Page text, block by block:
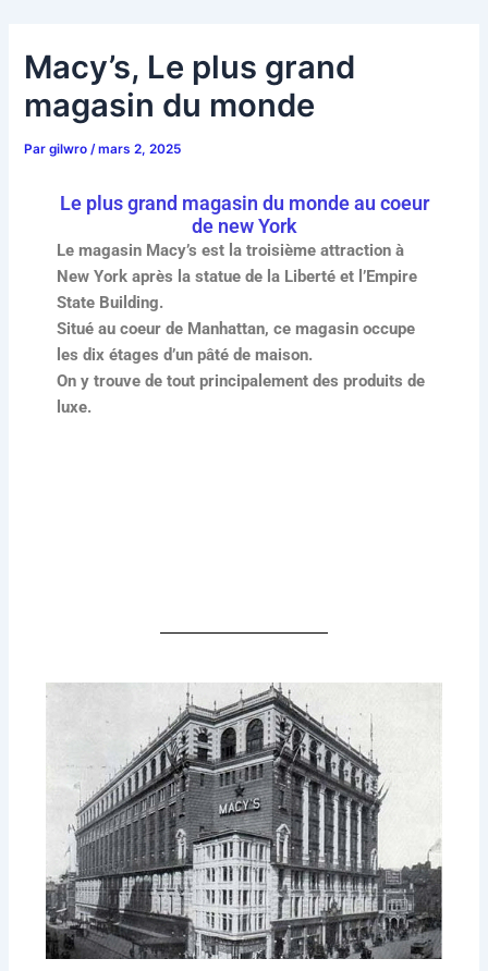
contenu
Macy’s, Le plus grand
magasin du monde
Pargilwro /mars 2, 2025
Le plus grand magasin du monde au coeur
de new York
Le magasin Macy’s est la troisième attraction à
New York après la statue de la Liberté et l’Empire
State Building.
Situé au coeur de Manhattan, ce magasin occupe
les dix étages d’un pâté de maison.
On y trouve de tout principalement des produits de
luxe.
articles